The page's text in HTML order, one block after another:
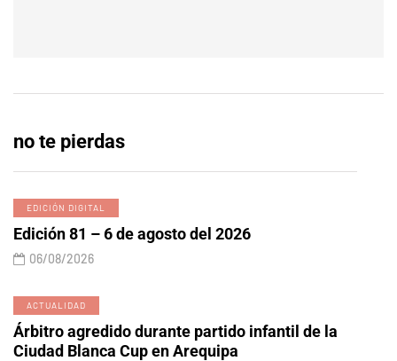
no te pierdas
EDICIÓN DIGITAL
Edición 81 – 6 de agosto del 2026
06/08/2026
ACTUALIDAD
Árbitro agredido durante partido infantil de la
Ciudad Blanca Cup en Arequipa